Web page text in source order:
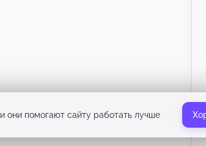
, и они помогают сайту работать лучше